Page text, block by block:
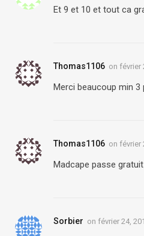
Et 9 et 10 et tout ca
Thomas1106 on février
Merci beaucoup min 3
Thomas1106 on février
Madcape passe
Sorbier on février 24,